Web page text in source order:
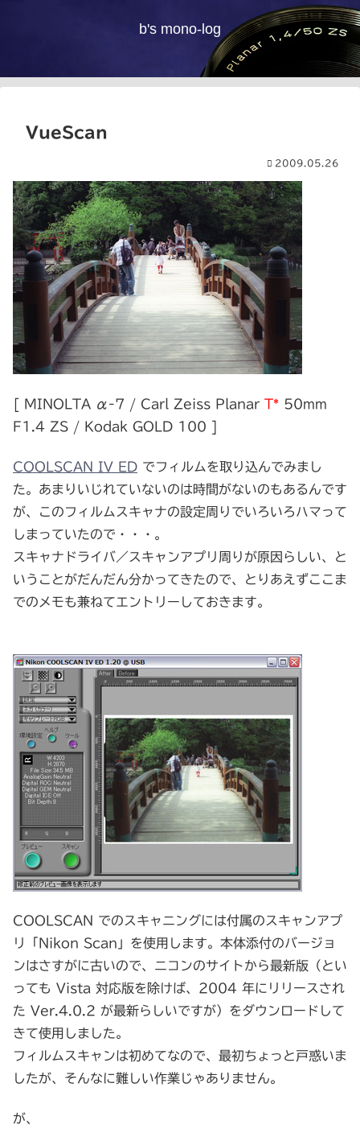
b's mono-log
VueScan
2009.05.26
[ MINOLTA α-7 / Carl Zeiss Planar T* 50mm
F1.4 ZS / Kodak GOLD 100 ]
COOLSCAN IV ED でフィルムを取り込んでみまし
た。あまりいじれていないのは時間がないのもあるんです
が、このフィルムスキャナの設定周りでいろいろハマって
しまっていたので・・・。
スキャナドライバ／スキャンアプリ周りが原因らしい、と
いうことがだんだん分かってきたので、とりあえずここま
でのメモも兼ねてエントリーしておきます。
COOLSCAN でのスキャニングには付属のスキャンアプ
リ「Nikon Scan」を使用します。本体添付のバージョ
ンはさすがに古いので、ニコンのサイトから最新版（とい
っても Vista 対応版を除けば、2004 年にリリースされ
た Ver.4.0.2 が最新らしいですが）をダウンロードして
きて使用しました。
フィルムスキャンは初めてなので、最初ちょっと戸惑いま
したが、そんなに難しい作業じゃありません。
が、